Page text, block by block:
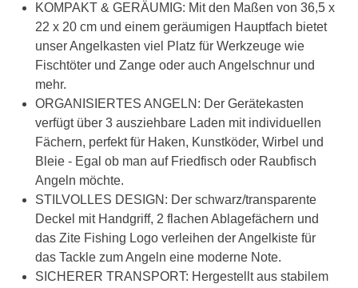
KOMPAKT & GERÄUMIG: Mit den Maßen von 36,5 x
22 x 20 cm und einem geräumigen Hauptfach bietet
unser Angelkasten viel Platz für Werkzeuge wie
Fischtöter und Zange oder auch Angelschnur und
mehr.
ORGANISIERTES ANGELN: Der Gerätekasten
verfügt über 3 ausziehbare Laden mit individuellen
Fächern, perfekt für Haken, Kunstköder, Wirbel und
Bleie - Egal ob man auf Friedfisch oder Raubfisch
Angeln möchte.
STILVOLLES DESIGN: Der schwarz/transparente
Deckel mit Handgriff, 2 flachen Ablagefächern und
das Zite Fishing Logo verleihen der Angelkiste für
das Tackle zum Angeln eine moderne Note.
SICHERER TRANSPORT: Hergestellt aus stabilem